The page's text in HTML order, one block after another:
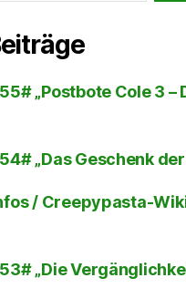
„Postbote Cole 3 –
„Das Geschenk der
/ Creepypasta-
„Die